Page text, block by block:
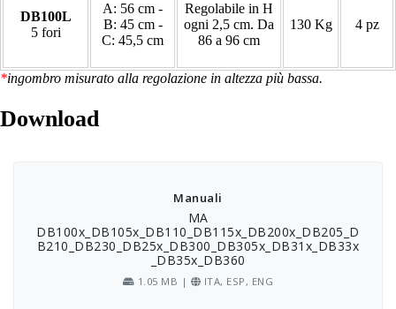
DB100L
5 fori
A: 56 cm -
B: 45 cm -
C: 45,5 cm
Regolabile in H
ogni 2,5 cm. Da
86 a 96 cm
130 Kg 4 pz
*ingombro misurato alla regolazione in altezza più bassa.
Download